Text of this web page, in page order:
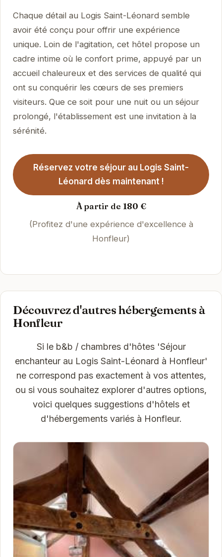
Chaque détail au Logis Saint-Léonard semble
avoir été conçu pour offrir une expérience
unique. Loin de l'agitation, cet hôtel propose un
cadre intime où le confort prime, appuyé par un
accueil chaleureux et des services de qualité qui
ont su conquérir les cœurs de ses premiers
visiteurs. Que ce soit pour une nuit ou un séjour
prolongé, l'établissement est une invitation à la
sérénité.
Réservez votre séjour au Logis Saint-
Léonard dès maintenant !
À partir de 180 €
(Profitez d'une expérience d'excellence à
Honfleur)
Découvrez d'autres hébergements à
Honfleur
Si le b&b / chambres d'hôtes 'Séjour
enchanteur au Logis Saint-Léonard à Honfleur'
ne correspond pas exactement à vos attentes,
ou si vous souhaitez explorer d'autres options,
voici quelques suggestions d'hôtels et
d'hébergements variés à Honfleur.